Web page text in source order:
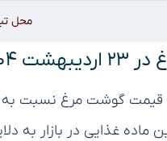
محل
۱۴۰۴
روز ۲۳ اردیبهشت ۱۴۰۴، قیمت
ماده غذایی در بازار به